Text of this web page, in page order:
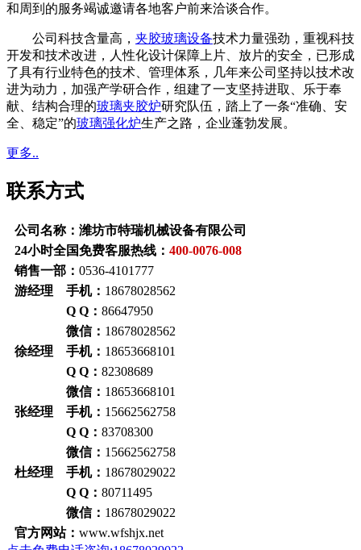
和周到的服务竭诚邀请各地客户前来洽谈合作。
公司科技含量高， 夹胶玻璃设备技术力量强劲，重视科技
开发和技术改进，人性化设计保障上片、放片的安全，已形成
了具有行业特色的技术、管理体系，几年来公司坚持以技术改
进为动力，加强产学研合作，组建了一支坚持进取、乐于奉
献、结构合理的玻璃夹胶炉研究队伍，踏上了一条“准确、安
全、稳定”的玻璃强化炉生产之路，企业蓬勃发展。
更多..
联系方式
公司名称：潍坊市特瑞机械设备有限公司
24小时全国免费客服热线： 400-0076-008
销售一部： 0536-4101777
游经理 手机： 18678028562
Q Q： 86647950
微信： 18678028562
徐经理 手机： 18653668101
Q Q： 82308689
微信： 18653668101
张经理 手机： 15662562758
Q Q： 83708300
微信： 15662562758
杜经理 手机： 18678029022
Q Q： 80711495
微信： 18678029022
官方网站： www.wfshjx.net